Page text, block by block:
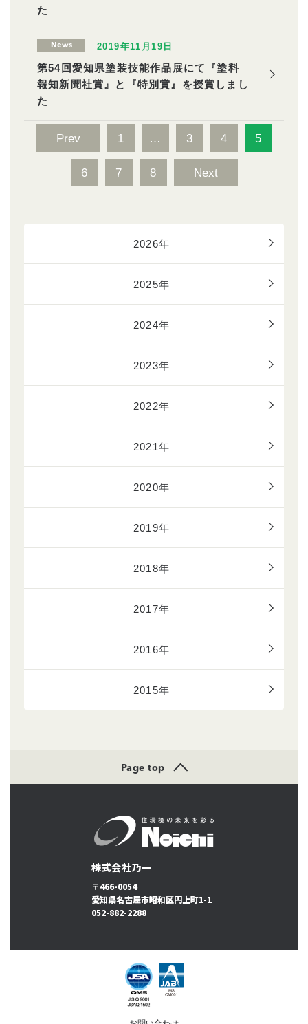
た
News 2019年11月19日
第54回愛知県塗装技能作品展にて『塗料
報知新聞社賞』と『特別賞』を授賞しまし
た
Prev 1 … 3 4 5
6 7 8 Next
2026年
2025年
2024年
2023年
2022年
2021年
2020年
2019年
2018年
2017年
2016年
2015年
Page top
株式会社乃一
〒466-0054
愛知県名古屋市昭和区円上町1-1
052-882-2288